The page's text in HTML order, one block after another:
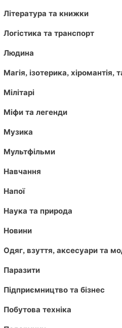
Література та книжки
Логістика та транспорт
Людина
Магія, ізотерика, хіромантія,
Мілітарі
Міфи та легенди
Музика
Мультфільми
Навчання
Напої
Наука та природа
Новини
Одяг, взуття, аксесуари та
Паразити
Підприємництво та бізнес
Побутова техніка